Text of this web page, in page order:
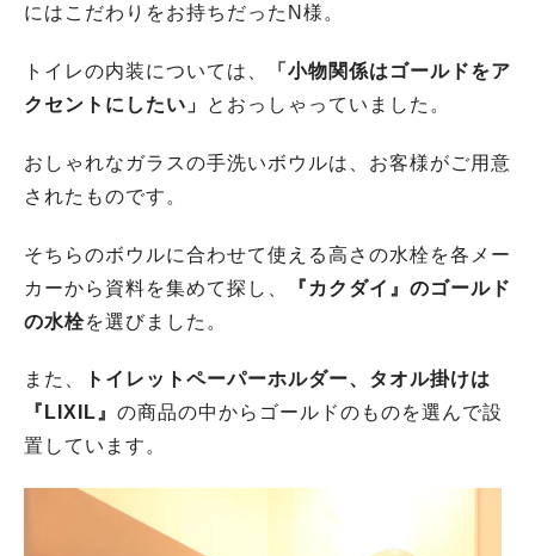
にはこだわりをお持ちだったN様。
トイレの内装については、
「小物関係はゴールドをア
クセントにしたい」
とおっしゃっていました。
おしゃれなガラスの手洗いボウルは、お客様がご用意
されたものです。
そちらのボウルに合わせて使える高さの水栓を各メー
カーから資料を集めて探し、
『カクダイ』のゴールド
の水栓を選びました。
また、
トイレットペーパーホルダー、タオル掛けは
『LIXIL』 の商品の中からゴールドのものを選んで設
置しています。